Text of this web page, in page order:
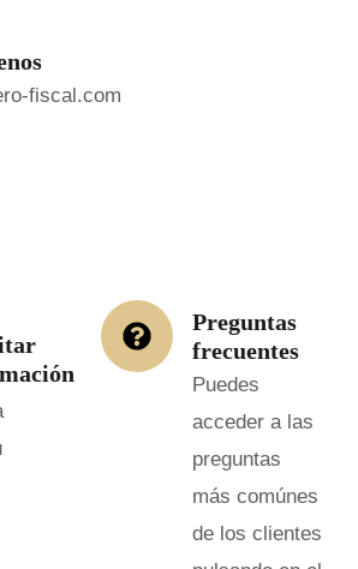
fiscal.com
Preguntas
frecuentes
Puedes
acceder a las
preguntas
más comúnes
de los clientes